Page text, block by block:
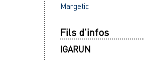
Margetic
Fils d'infos
IGARUN